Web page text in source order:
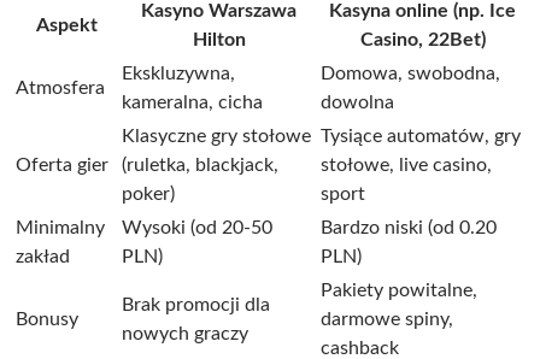
Aspekt
Kasyno Warszawa
Hilton
Kasyna online (np. Ice
Casino, 22Bet)
Atmosfera
Ekskluzywna,
kameralna, cicha
Domowa, swobodna,
dowolna
Oferta gier
Klasyczne gry stołowe
(ruletka, blackjack,
poker)
Tysiące automatów, gry
stołowe, live casino,
sport
Minimalny
zakład
Wysoki (od 20-50
PLN)
Bardzo niski (od 0.20
PLN)
Bonusy
Brak promocji dla
nowych graczy
Pakiety powitalne,
darmowe spiny,
cashback